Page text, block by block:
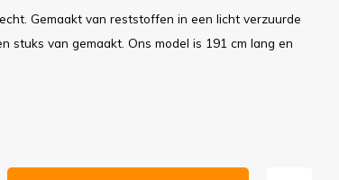
Gemaakt van reststoffen in een licht verzuurde
stuks van gemaakt. Ons model is 191 cm lang en